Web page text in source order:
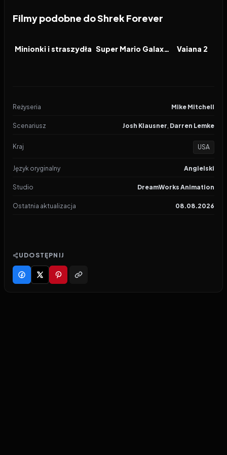
Filmy podobne do Shrek Forever
FILM
Minionki i straszydła FILM Super Mario Galaxy Film FILM
Vaiana 2
Reżyseria Mike Mitchell
Scenariusz Josh Klausner, Darren Lemke
Kraj USA
Język oryginalny Angielski
Studio DreamWorks Animation
Ostatnia aktualizacja 08.08.2026
UDOSTĘPNIJ